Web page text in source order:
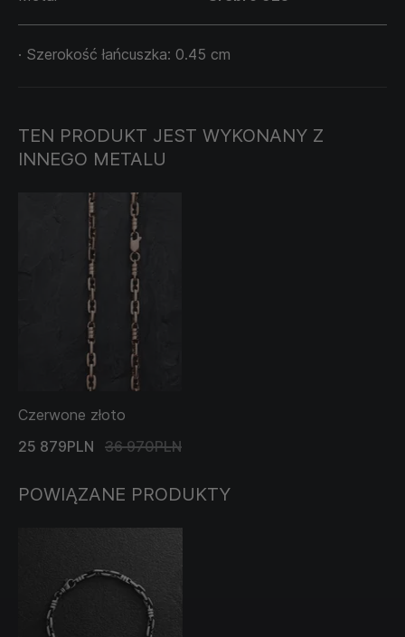
· Szerokość łańcuszka: 0.45 cm
TEN PRODUKT JEST WYKONANY Z
INNEGO METALU
Czerwone złoto
25 879PLN
36 970PLN
POWIĄZANE PRODUKTY